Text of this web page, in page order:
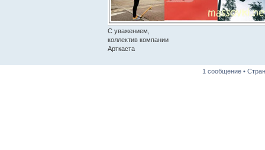
С уважением,
коллектив компании
Арткаста
1 сообщение •